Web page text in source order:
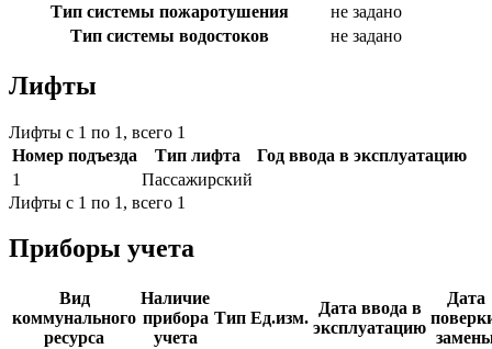
Тип системы пожаротушения
не задано
Тип системы водостоков
не задано
Лифты
Лифты с 1 по 1, всего 1
Номер подъезда
Тип лифта
Год ввода в эксплуатацию
1
Пассажирский
Лифты с 1 по 1, всего 1
Приборы учета
Вид
коммунального
ресурса
Наличие
прибора
учета
Тип Ед.изм.
Дата ввода в
эксплуатацию
Дата